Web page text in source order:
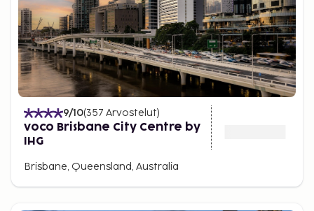
9/10(357 Arvostelut)
voco Brisbane City Centre by
IHG
Brisbane, Queensland, Australia